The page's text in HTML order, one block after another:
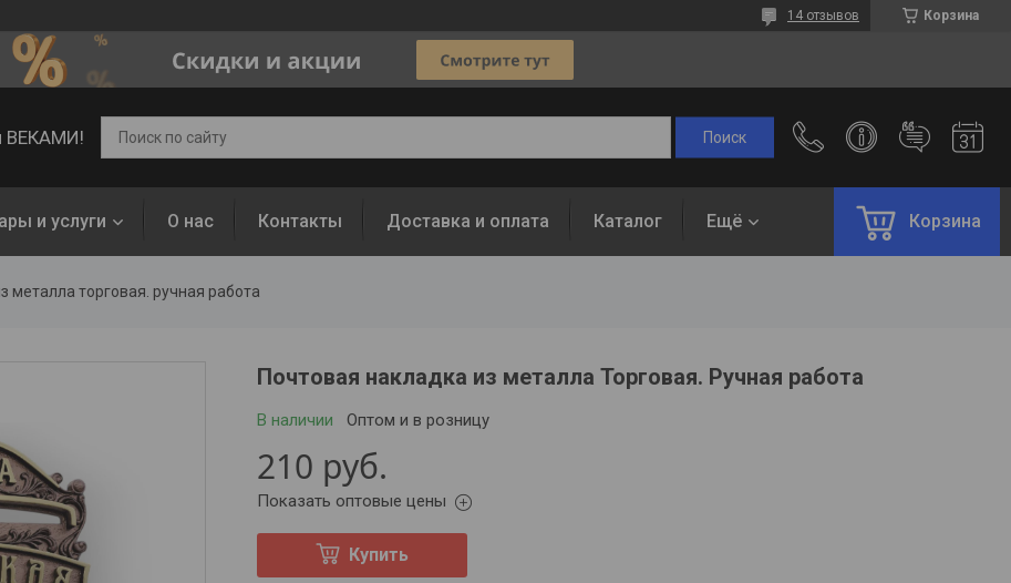
Корзина
14 отзывов
ВЕКАМИ!
и услуги О нас Контакты Доставка и оплата Каталог Ещё Корзина
металла торговая. ручная работа
Почтовая накладка из металла Торговая. Ручная работа
В наличии Оптом и в розницу
210 руб.
Показать оптовые цены
Купить